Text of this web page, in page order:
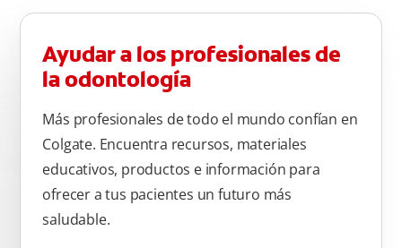
Ayudar a los profesionales de
la odontología
Más profesionales de todo el mundo confían en
Colgate. Encuentra recursos, materiales
educativos, productos e información para
ofrecer a tus pacientes un futuro más
saludable.